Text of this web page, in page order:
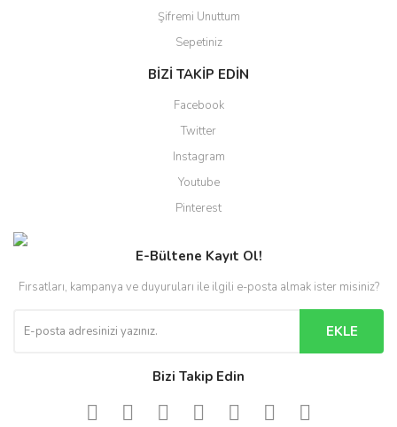
Şifremi Unuttum
Sepetiniz
BİZİ TAKİP EDİN
Facebook
Twitter
Instagram
Youtube
Pinterest
E-Bültene Kayıt Ol!
Fırsatları, kampanya ve duyuruları ile ilgili e-posta almak ister misiniz?
EKLE
Bizi Takip Edin